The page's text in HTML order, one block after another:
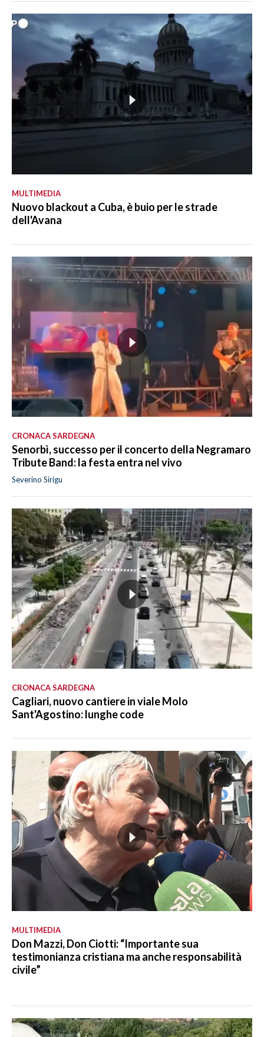
MULTIMEDIA
Nuovo blackout a Cuba, è buio per le strade
dell'Avana
CRONACA SARDEGNA
Senorbì, successo per il concerto della Negramaro
Tribute Band: la festa entra nel vivo
Severino Sirigu
CRONACA SARDEGNA
Cagliari, nuovo cantiere in viale Molo
Sant'Agostino: lunghe code
MULTIMEDIA
Don Mazzi, Don Ciotti: “Importante sua
testimonianza cristiana ma anche responsabilità
civile”